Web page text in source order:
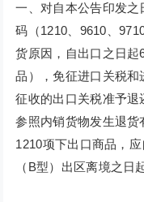
一、对自本公告印发
码（1210、9610、
货原因，自出口之日
品），免征进口关税
征收的出口关税准予
参照内销货物发生退
1210项下出口商品，
（B型）出区离境之日